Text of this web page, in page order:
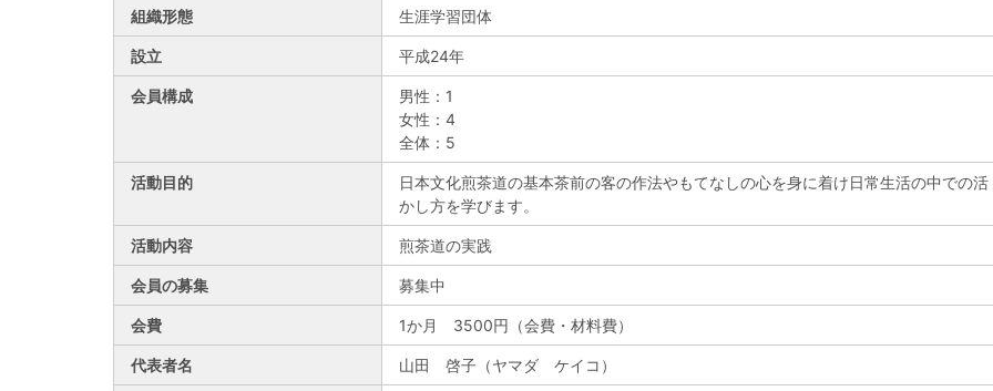
組織形態 生涯学習団体
設立 平成24年
会員構成
男性：1
女性：4
全体：5
活動目的
日本文化煎茶道の基本茶前の客の作法やもてなしの心を身に着け日常生活の中での活
かし方を学びます。
活動内容 煎茶道の実践
会員の募集 募集中
会費 1か月 3500円（会費・材料費）
代表者名 山田 啓子（ヤマダ ケイコ）